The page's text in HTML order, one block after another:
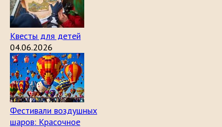
Квесты для детей
04.06.2026
Фестивали воздушных
шаров: Красочное